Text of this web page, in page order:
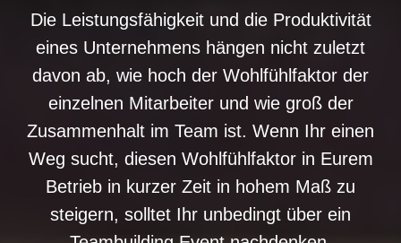
Die Leistungsfähigkeit und die Produktivität
eines Unternehmens hängen nicht zuletzt
davon ab, wie hoch der Wohlfühlfaktor der
einzelnen Mitarbeiter und wie groß der
Zusammenhalt im Team ist. Wenn Ihr einen
Weg sucht, diesen Wohlfühlfaktor in Eurem
Betrieb in kurzer Zeit in hohem Maß zu
steigern, solltet Ihr unbedingt über ein